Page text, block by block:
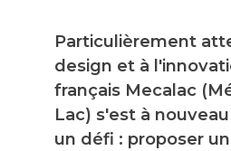
Particulièrement
design et à
français Mecalac
Lac) s'est à
un défi : proposer